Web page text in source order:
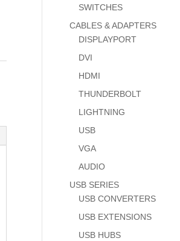
SWITCHES
CABLES & ADAPTERS
DISPLAYPORT
DVI
HDMI
THUNDERBOLT
LIGHTNING
USB
VGA
AUDIO
USB SERIES
USB CONVERTERS
USB EXTENSIONS
USB HUBS